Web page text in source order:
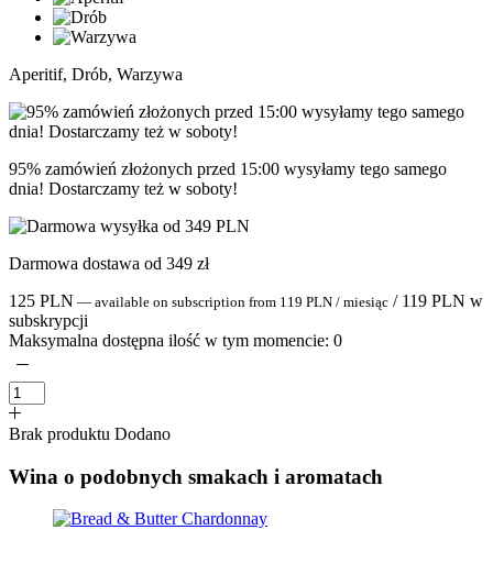
Aperitif, Drób, Warzywa
95% zamówień złożonych przed 15:00 wysyłamy tego samego
dnia! Dostarczamy też w soboty!
Darmowa dostawa od 349 zł
125 PLN — available on subscription from 119 PLN / miesiąc / 119 PLN w
subskrypcji
Maksymalna dostępna ilość w tym momencie: 0
Brak produktu Dodano
Wina o podobnych smakach i aromatach